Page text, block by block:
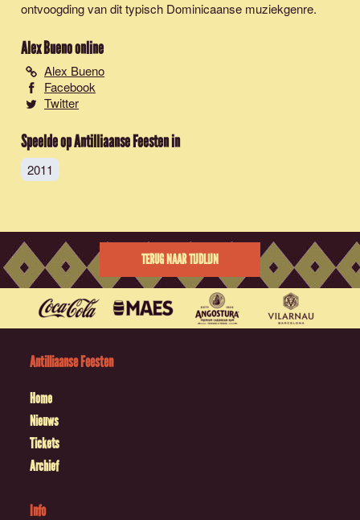
ontvoogding van dit typisch Dominicaanse muziekgenre.
Alex Buenoonline
Alex Bueno
Facebook
Twitter
Speelde op Antilliaanse Feesten in
2011
TERUG NAAR TIJDLIJN
Antilliaanse Feesten
Home
Nieuws
Tickets
Archief
Info